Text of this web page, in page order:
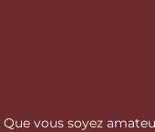
vous soyez